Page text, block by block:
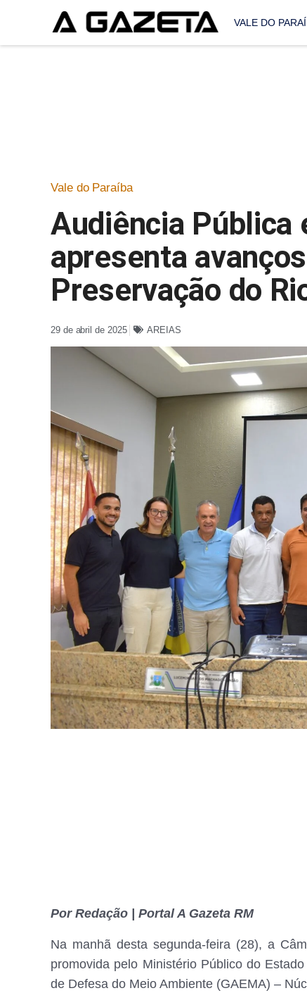
VALE DO
Vale do Paraíba
Audiência Pública
apresenta
Preservação do
29 de abril de 2025 AREIAS
Por Redação | Portal A Gazeta RM
Na manhã desta segunda-feira (28), a
promovida pelo Ministério Público do
de Defesa do Meio Ambiente (GAEMA) –